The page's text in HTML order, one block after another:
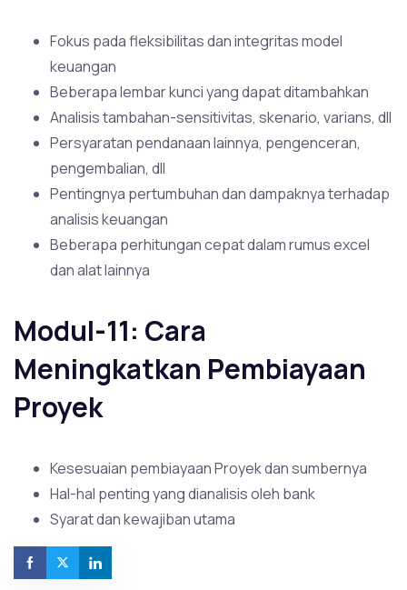
Fokus pada fleksibilitas dan integritas model
keuangan
Beberapa lembar kunci yang dapat ditambahkan
Analisis tambahan-sensitivitas, skenario, varians, dll
Persyaratan pendanaan lainnya, pengenceran,
pengembalian, dll
Pentingnya pertumbuhan dan dampaknya terhadap
analisis keuangan
Beberapa perhitungan cepat dalam rumus excel
dan alat lainnya
Modul-11: Cara
Meningkatkan Pembiayaan
Proyek
Kesesuaian pembiayaan Proyek dan sumbernya
Hal-hal penting yang dianalisis oleh bank
Syarat dan kewajiban utama